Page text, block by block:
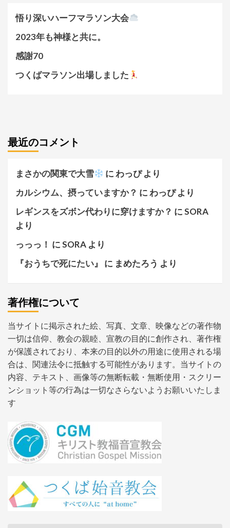
悟り深いハーフマラソン大会
2023年も神様と共に。
感謝70
つくばマラソン出場しました
最近のコメント
まさかの関東で大雪 にわっぴより
カルシウム、摂っていますか？ にわっぴより
レギンスをズボン代わりに穿けますか？ にSORA
より
っっっ！ にSORA より
『おうちで死にたい』
に まめたろう より
著作権について
当サイトに掲示された絵、写真、文章、映像などの著作物
一切は信仰、教会の親睦、宣教の目的に創作され、著作権
が保護されており、本来の目的以外の用途に使用される場
合は、関連法令に抵触する可能性があります。当サイトの
内容、テキスト、画像等の無断転載・無断使用・スクリー
ンショット等の行為は一切なさらないようお願いいたしま
す